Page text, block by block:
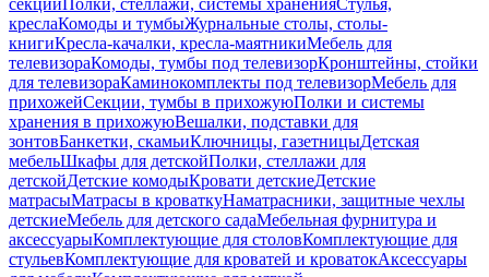
секцииПолки, стеллажи, системы храненияСтулья,
креслаКомоды и тумбыЖурнальные столы, столы-
книгиКресла-качалки, кресла-маятникиМебель для
телевизораКомоды, тумбы под телевизорКронштейны, стойки
для телевизораКаминокомплекты под телевизорМебель для
прихожейСекции, тумбы в прихожуюПолки и системы
хранения в прихожуюВешалки, подставки для
зонтовБанкетки, скамьиКлючницы, газетницыДетская
мебельШкафы для детскойПолки, стеллажи для
детскойДетские комодыКровати детскиеДетские
матрасыМатрасы в кроваткуНаматрасники, защитные чехлы
детскиеМебель для детского садаМебельная фурнитура и
аксессуарыКомплектующие для столовКомплектующие для
стульевКомплектующие для кроватей и кроватокАксессуары